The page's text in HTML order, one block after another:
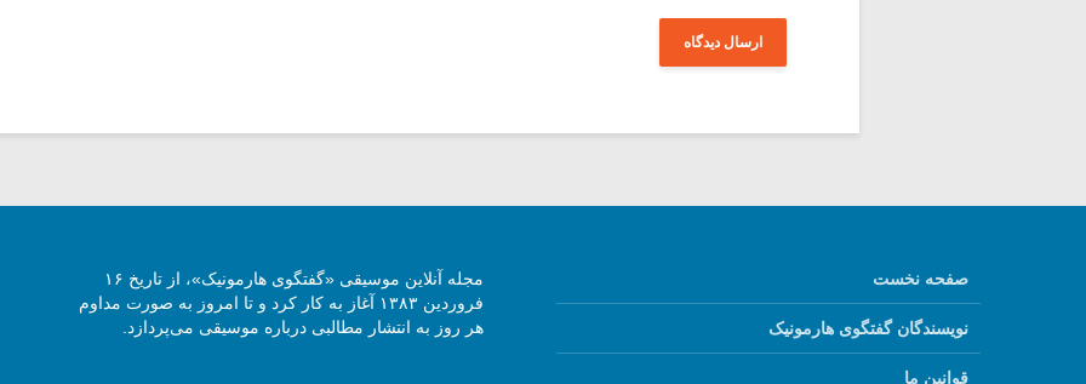
صفحه نخست
نویسندگان گفتگوی هارمونیک
قوانین ما
مجله آنلاین موسیقی «گفتگوی هارمونیک»، از تاریخ ۱۶
فروردین ۱۳۸۳ آغاز به کار کرد و تا امروز به صورت مداوم
هر روز به انتشار مطالبی درباره موسیقی می‌پردازد.